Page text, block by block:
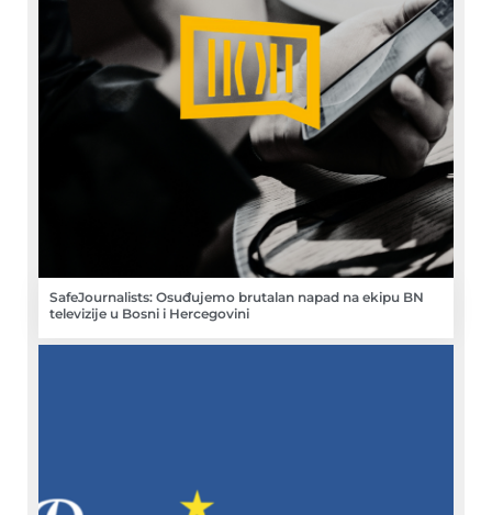
SafeJournalists: Osuđujemo brutalan napad na ekipu BN
televizije u Bosni i Hercegovini